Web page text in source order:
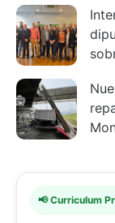
📢 Curriculum